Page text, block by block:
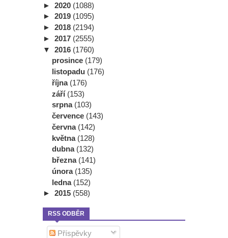
► 2020 (1088)
► 2019 (1095)
► 2018 (2194)
► 2017 (2555)
▼ 2016 (1760)
prosince (179)
listopadu (176)
října (176)
září (153)
srpna (103)
července (143)
června (142)
května (128)
dubna (132)
března (141)
února (135)
ledna (152)
► 2015 (558)
RSS ODBĚR
Příspěvky